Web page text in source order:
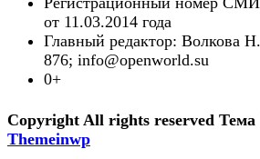
от 11.03.2014 года
Главный редактор: Волкова
876; info@openworld.su
0+
Copyright All rights reserved Тема
Themeinwp